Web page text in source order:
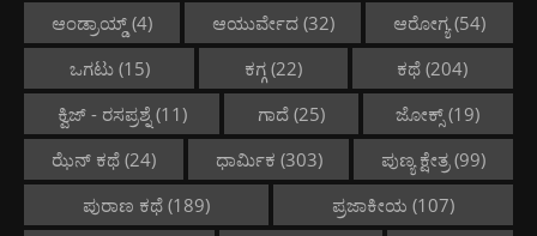
ಆಂಡ್ರಾಯ್ಡ್(4) ಆಯುರ್ವೇದ(32) ಆರೋಗ್ಯ (54)
ಒಗಟು(15) ಕಗ್ಗ(22) ಕಥೆ (204)
ಕ್ವಿಜ್ - ರಸಪ್ರಶ್ನೆ (11) ಗಾದೆ(25) ಜೋಕ್ಸ್ (19)
ಝೆನ್ ಕಥೆ(24) ಧಾರ್ಮಿಕ (303) ಪುಣ್ಯ ಕ್ಷೇತ್ರ(99)
ಪುರಾಣ ಕಥೆ (189) ಪ್ರಜಾಕೀಯ (107)